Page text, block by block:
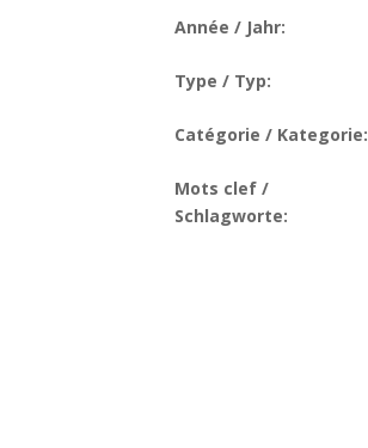
Année / Jahr:
Type / Typ:
Catégorie / Kategorie:
Mots clef /
Schlagworte: